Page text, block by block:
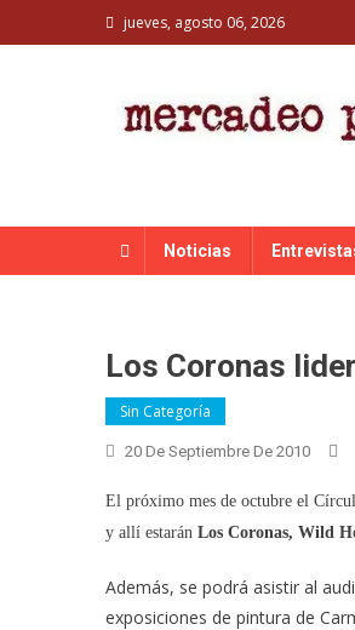
to
jueves, agosto 06, 2026
Noticias
Los Coronas
Sin Categoría
20 De Septiembre De 2010
El próximo mes de octubre el
y allí estarán Los Coronas, Wild
Además, se podrá asistir al
exposiciones de pintura de